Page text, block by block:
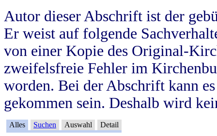
Autor dieser Abschrift ist der
Er weist auf folgende
von einer Kopie des Original-
zweifelsfreie Fehler im
worden. Bei der Abschrift kann
gekommen sein. Deshalb wird
Alles Suchen Auswahl Detail